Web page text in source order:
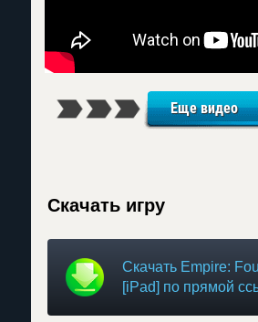
Еще видео
Скачать игру
Скачать Empire:
[iPad] по прямой